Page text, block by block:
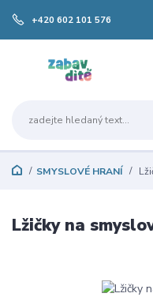
+420 602 101 576
SMYSLOVÉ HRANÍ
Lžičky na